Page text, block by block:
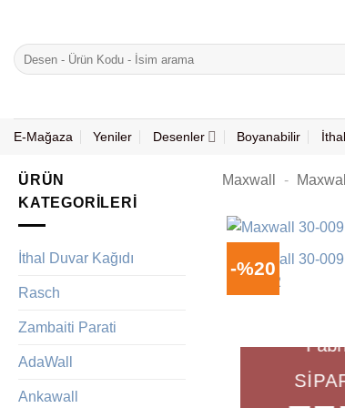
Ara:
E-Mağaza Yeniler Desenler Boyanabilir İthal
ÜRÜN
KATEGORILERI
İthal Duvar Kağıdı
Rasch
Zambaiti Parati
AdaWall
Ankawall
Maxwall -
-%20